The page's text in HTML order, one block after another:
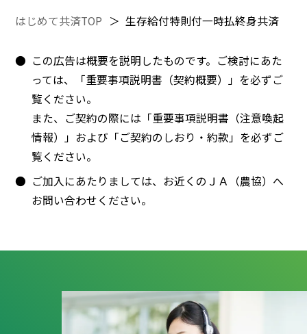
はじめて共済TOP 生存給付特則付一時払終身共済
この広告は概要を説明したものです。ご検討にあた
っては、「重要事項説明書（契約概要）」を必ずご
覧ください。
また、ご契約の際には「重要事項説明書（注意喚起
情報）」および「ご契約のしおり・約款」を必ずご
覧ください。
ご加入にあたりましては、お近くのＪＡ（農協）へ
お問い合わせください。